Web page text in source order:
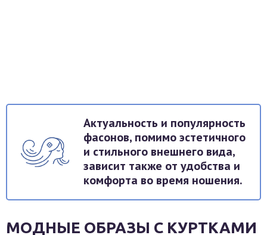
Актуальность и популярность
фасонов, помимо эстетичного
и стильного внешнего вида,
зависит также от удобства и
комфорта во время ношения.
МОДНЫЕ ОБРАЗЫ С КУРТКАМИ